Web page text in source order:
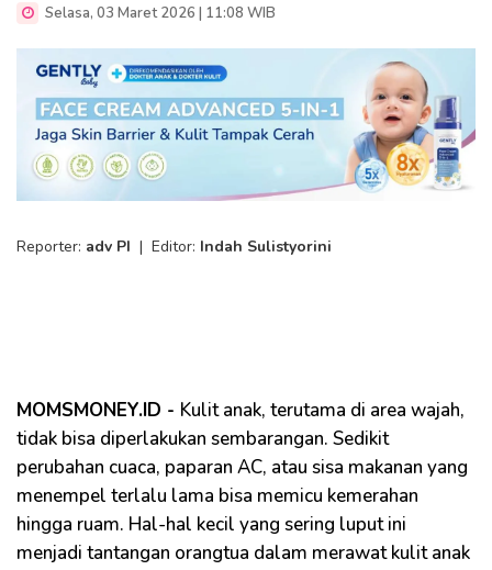
Selasa, 03 Maret 2026 | 11:08 WIB
Reporter: adv PI | Editor: Indah Sulistyorini
MOMSMONEY.ID - Kulit anak, terutama di area wajah,
tidak bisa diperlakukan sembarangan. Sedikit
perubahan cuaca, paparan AC, atau sisa makanan yang
menempel terlalu lama bisa memicu kemerahan
hingga ruam. Hal-hal kecil yang sering luput ini
menjadi tantangan orangtua dalam merawat kulit anak